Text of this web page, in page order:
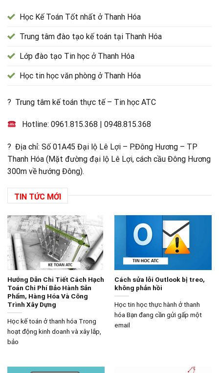
Học Kế Toán Tốt nhất ở Thanh Hóa
Trung tâm đào tạo kế toán tại Thanh Hóa
Lớp đào tạo Tin học ở Thanh Hóa
Học tin học văn phòng ở Thanh Hóa
? Trung tâm kế toán thực tế – Tin học ATC
Hotline:0961.815.368 |0948.815.368
? Địa chỉ: Số 01A45 Đại lộ Lê Lợi – P.Đông Hương – TP
Thanh Hóa (Mặt đường đại lộ Lê Lợi, cách cầu Đông Hương
300m về hướng Đông).
TIN TỨC MỚI
Hướng Dẫn Chi Tiết Cách Hạch
Toán Chi Phí Bảo Hành Sản
Phẩm, Hàng Hóa Và Công
Trình Xây Dựng
Học kế toán ở thanh hóa Trong
hoạt động kinh doanh và xây lắp,
bảo
Cách sửa lỗi Outlook bị treo,
không phản hồi
Học tin học thực hành ở thanh
hóa Bạn đang cần gửi gấp một
email